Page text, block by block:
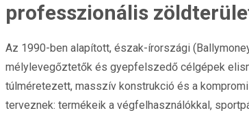
professzionális
Az 1990-ben alapított, észak-írországi
mélylevegőztetők és gyepfelszedő célgépek
túlméretezett, masszív konstrukció és a
terveznek: termékeik a végfelhasználókkal,